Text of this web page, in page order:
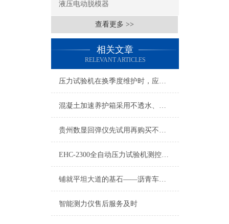
液压电动脱模器
查看更多 >>
相关文章
RELEVANT ARTICLES
压力试验机在换季度维护时，应该注意的问题
混凝土加速养护箱采用不透水、气的薄膜布养护
贵州数显回弹仪先试用再购买不满意就退款
EHC-2300全自动压力试验机测控系统加载平稳使用操作便捷
铺就平坦大道的基石——沥青车辙成型机在道路工程中的关键作用
智能测力仪售后服务及时